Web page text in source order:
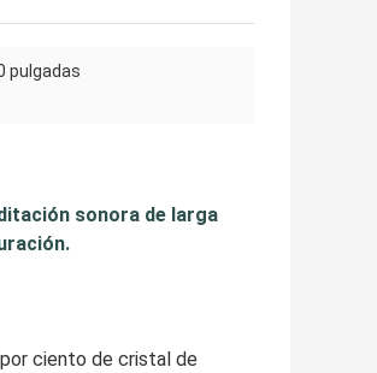
pulgadas
sonora de larga
ciento de cristal de